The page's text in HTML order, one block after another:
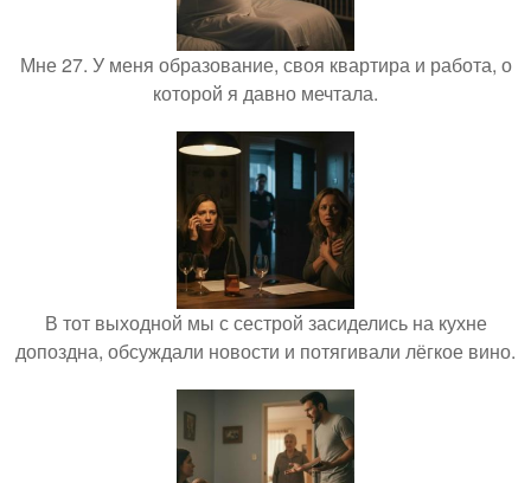
Мне 27. У меня образование, своя квартира и работа, о
которой я давно мечтала.
В тот выходной мы с сестрой засиделись на кухне
допоздна, обсуждали новости и потягивали лёгкое вино.